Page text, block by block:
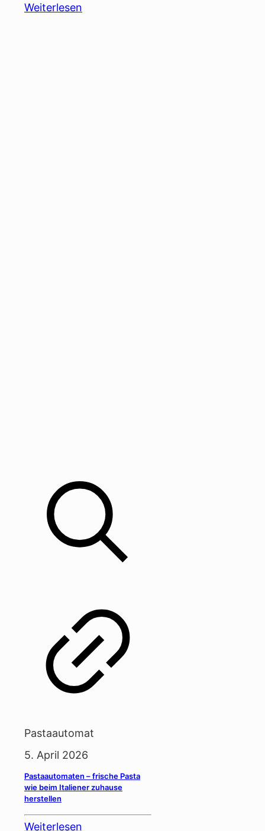
Weiterlesen
Pastaautomat
5. April 2026
Pastaautomaten – frische Pasta
wie beim Italiener zuhause
herstellen
Weiterlesen